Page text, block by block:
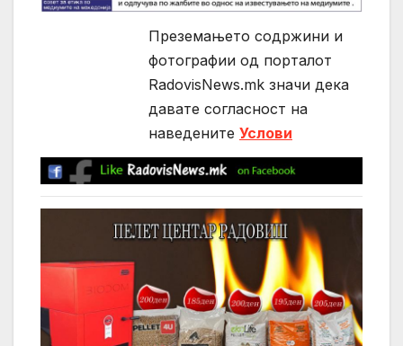
Преземањето содржини и
фотографии од порталот
RadovisNews.mk значи дека
давате согласност на
нaведените Услови